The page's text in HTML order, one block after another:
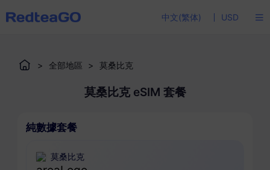
中文(繁体) USD
> 全部地區 > 莫桑比克
莫桑比克 eSIM 套餐
純數據套餐
莫桑比克